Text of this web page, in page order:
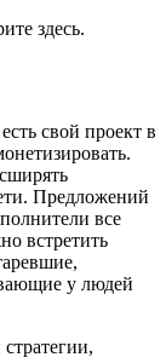
здесь.
свой проект в
Предложений
все
встретить
у людей